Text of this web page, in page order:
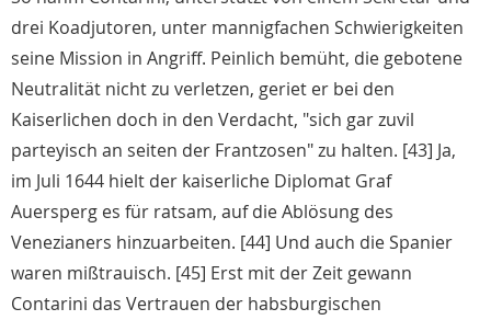
drei Koadjutoren, unter mannigfachen Schwierigkeiten
seine Mission in Angriff. Peinlich bemüht, die gebotene
Neutralität nicht zu verletzen, geriet er bei den
Kaiserlichen doch in den Verdacht, "sich gar zuvil
parteyisch an seiten der Frantzosen" zu halten. [43] Ja,
im Juli 1644 hielt der kaiserliche Diplomat Graf
Auersperg es für ratsam, auf die Ablösung des
Venezianers hinzuarbeiten. [44] Und auch die Spanier
waren mißtrauisch. [45] Erst mit der Zeit gewann
Contarini das Vertrauen der habsburgischen